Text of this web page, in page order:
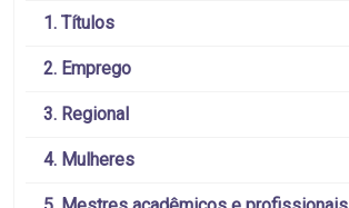
1. Títulos
2. Emprego
3. Regional
4. Mulheres